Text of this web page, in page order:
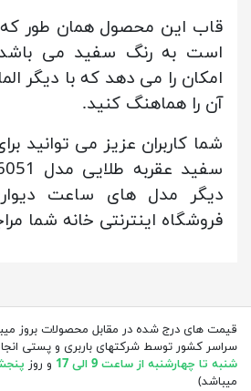
قاب این محصول همان طور
است به رنگ سفید می
امکان را می دهد که با دیگر
آن را هماهنگ کنید.
شما کاربران عزیز می توانید
دیگر مدل های ساعت
فروشگاه اینترنتی خانه شما
قیمت های درج شده در مقابل محصولات بروز
سراسر کشور توسط شرکتهای باربری و پستی
شنبه تا چهارشنبه از ساعت 9 الی 17
و روز
میباشد)